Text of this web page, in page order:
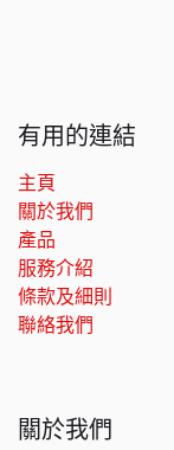
有用的連結
主頁
關於我們
產品
服務介紹
條款及細則
聯絡我們
關於我們